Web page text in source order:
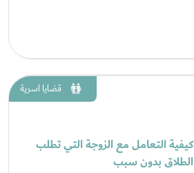
قضايا اسرية
كيفية التعامل مع الزوجة التي تطلب
الطلاق بدون سبب